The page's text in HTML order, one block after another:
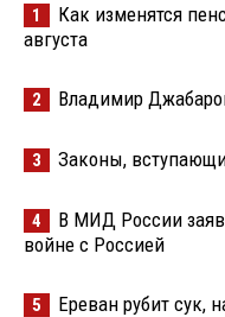
1
Как изменятся
августа
2 Владимир
3 Законы,
4
В МИД России
войне с Россией
5 Ереван рубит сук,